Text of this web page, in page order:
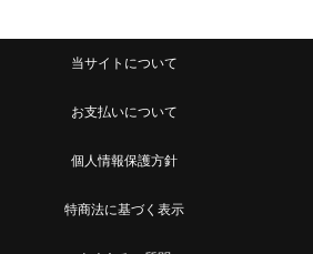
当サイトについて
お支払いについて
個人情報保護方針
特商法に基づく表示